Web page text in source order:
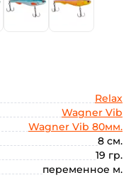
Relax
Wagner Vib
Wagner Vib 80мм.
8 см.
19 гр.
переменное м.